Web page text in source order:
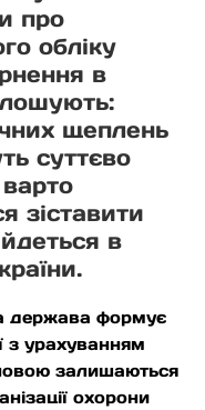
про
обліку
в
щеплень
суттєво
зіставити
в
держава формує
з урахуванням
залишаються
охорони